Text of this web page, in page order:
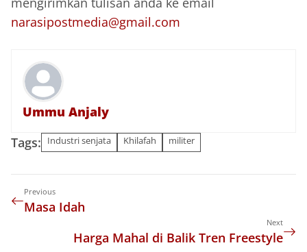
narasipostmedia@gmail.com
Ummu Anjaly
Tags:
Industri senjata Khilafah militer
Previous
Masa Idah
Next
‎Harga Mahal di Balik Tren Freestyle